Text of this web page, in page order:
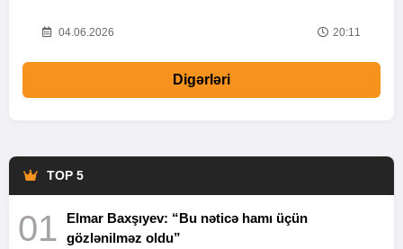
04.06.2026 20:11
Digərləri
TOP 5
01
Elmar Baxşıyev: “Bu nəticə hamı üçün
gözlənilməz oldu”